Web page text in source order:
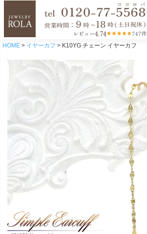
レビュー4.74 747件
HOME イヤーカフ K10YG チェーン イヤーカフ